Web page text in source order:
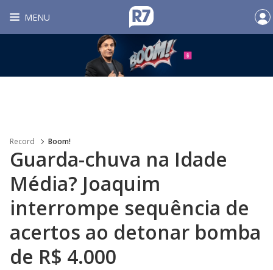
MENU
Record Boom!
Guarda-chuva na Idade
Média? Joaquim
interrompe sequência de
acertos ao detonar bomba
de R$ 4.000